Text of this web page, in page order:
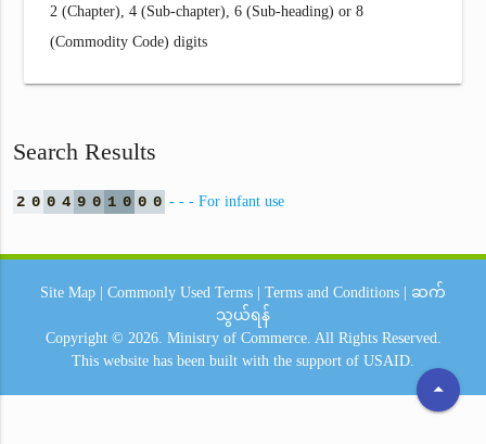
2 (Chapter), 4 (Sub-chapter), 6 (Sub-heading) or 8
(Commodity Code) digits
Search Results
2 0 0 4 9 0 1 0 0 0 - - - For infant use
arrow_drop_up
Site Map Commonly Used Terms Terms and Conditions
ဆက်
သွယ်ရန်
Copyright © 2026. Ministry of Commerce. All Rights Reserved.
This website has been built with the support of USAID.